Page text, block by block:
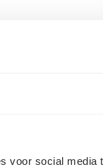
voor social media
Heb je nog